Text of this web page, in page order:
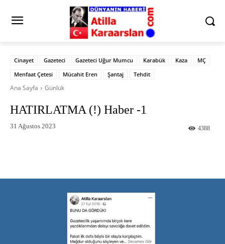
Cinayet Gazeteci Gazeteci Uğur Mumcu Karabük Kaza
MÇ
Menfaat Çetesi
Mücahit Eren Şantaj Tehdit
Ana Sayfa Günlük
HATIRLATMA (!) Haber -1
31 Ağustos 2023 4388